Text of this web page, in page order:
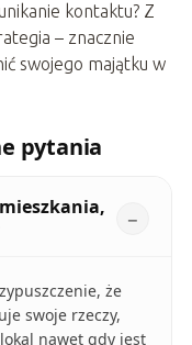
kontaktu? Z
– znacznie
swojego majątku w
pytania
że
swoje rzeczy,
nawet gdy jest